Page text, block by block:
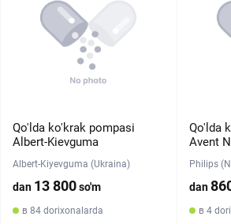
Qo'lda ko'krak pompasi
Albert-Kievguma
Albert-Kiyevguma (Ukraina)
dan 13 800so'm
в 84 dorixonalarda
Qo'lda
Avent
Philips
dan
в 4